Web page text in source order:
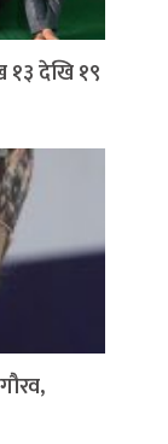
१३ देखि १९